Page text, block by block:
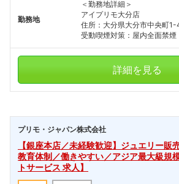
勤務地
＜勤務地詳細＞
アイプリモ大分店
住所：大分県大分市中央町
受動喫煙対策：屋内全面禁煙
詳細を見る
プリモ・ジャパン株式会社
【銀座本店／未経験歓迎】ジュエリー販
教育体制／働きやすい／アジア最大級規
トサービス 求人】